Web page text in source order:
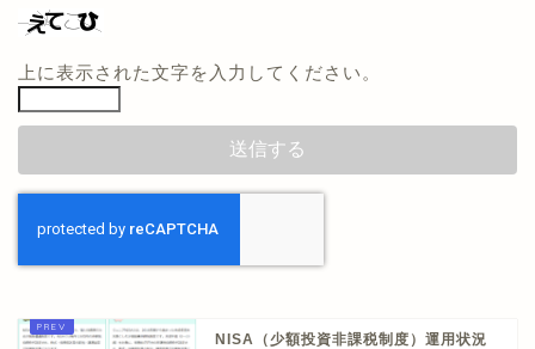
上に表示された文字を入力してください。
NISA（少額投資非課税制度）運用状況